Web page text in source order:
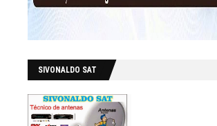
SIVONALDO SAT